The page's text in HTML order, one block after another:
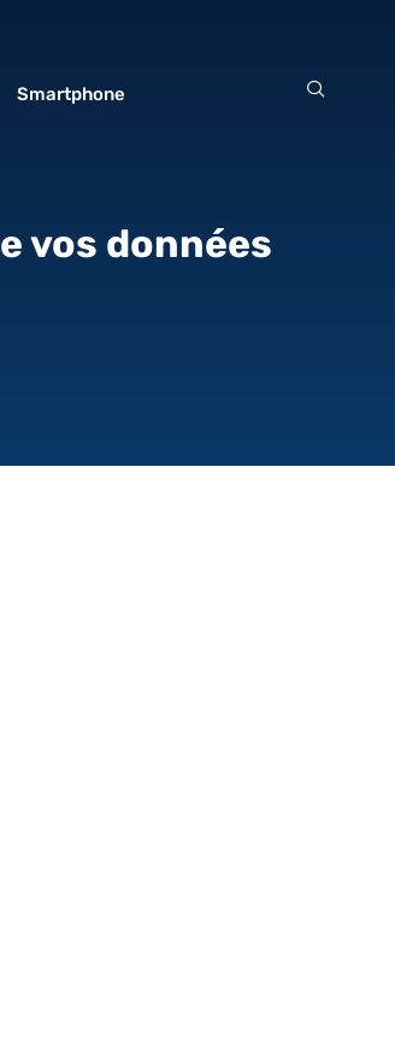
Smartphone
vos données